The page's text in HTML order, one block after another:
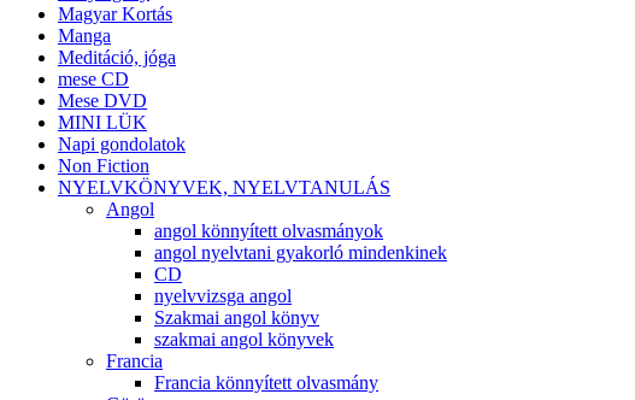
Magyar Kortás
Manga
Meditáció, jóga
mese CD
Mese DVD
MINI LÜK
Napi gondolatok
Non Fiction
NYELVKÖNYVEK, NYELVTANULÁS
Angol
angol könnyített olvasmányok
angol nyelvtani gyakorló mindenkinek
CD
nyelvvizsga angol
Szakmai angol könyv
szakmai angol könyvek
Francia
Francia könnyített olvasmány